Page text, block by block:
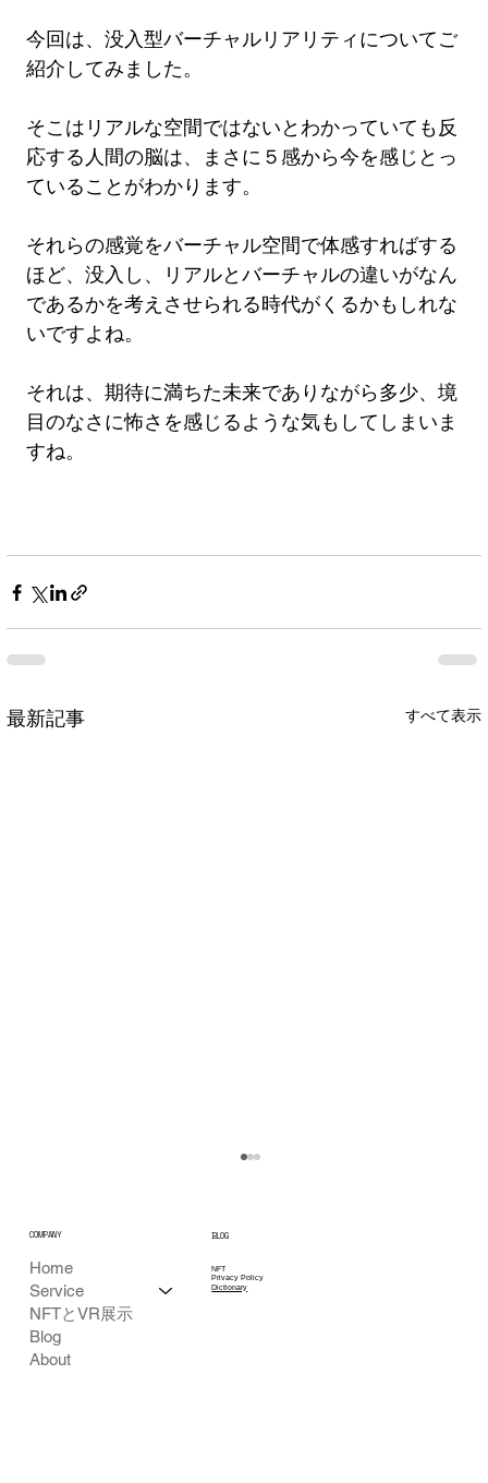
今回は、没入型バーチャルリアリティについてご
紹介してみました。
そこはリアルな空間ではないとわかっていても反
応する人間の脳は、まさに５感から今を感じとっ
ていることがわかります。
それらの感覚をバーチャル空間で体感すればする
ほど、没入し、リアルとバーチャルの違いがなん
であるかを考えさせられる時代がくるかもしれな
いですよね。
それは、期待に満ちた未来でありながら多少、境
目のなさに怖さを感じるような気もしてしまいま
すね。
最新記事 すべて表示
COMPANY
Home
Service
NFTとVR展示
Blog
About
BLOG
NFT
Privacy Policy
Dictionary